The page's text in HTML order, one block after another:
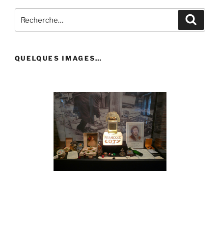
pour
QUELQUES IMAGES…